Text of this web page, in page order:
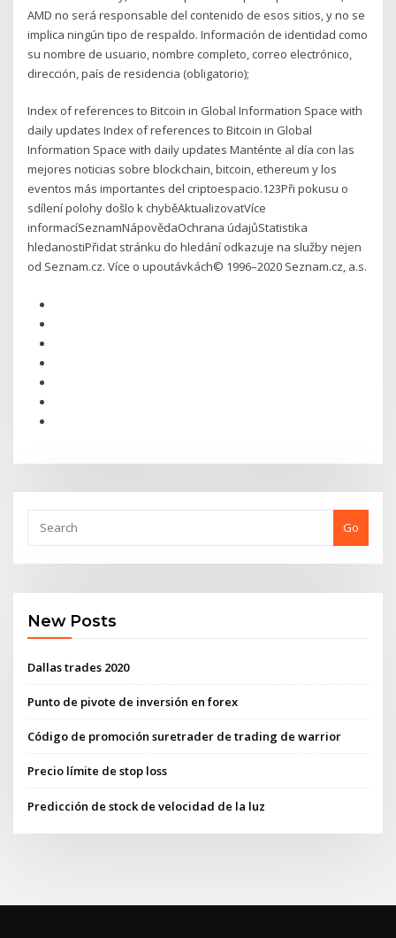
AMD no será responsable del contenido de esos sitios, y no se
implica ningún tipo de respaldo. Información de identidad como
su nombre de usuario, nombre completo, correo electrónico,
dirección, país de residencia (obligatorio);
Index of references to Bitcoin in Global Information Space with
daily updates Index of references to Bitcoin in Global
Information Space with daily updates Manténte al día con las
mejores noticias sobre blockchain, bitcoin, ethereum y los
eventos más importantes del criptoespacio.123Při pokusu o
sdílení polohy došlo k chyběAktualizovatVíce
informacíSeznamNápovědaOchrana údajůStatistika
hledanostiPřidat stránku do hledání odkazuje na služby nejen
od Seznam.cz. Více o upoutávkách© 1996–2020 Seznam.cz, a.s.
Go
New Posts
Dallas trades 2020
Punto de pivote de inversión en forex
Código de promoción suretrader de trading de warrior
Precio límite de stop loss
Predicción de stock de velocidad de la luz